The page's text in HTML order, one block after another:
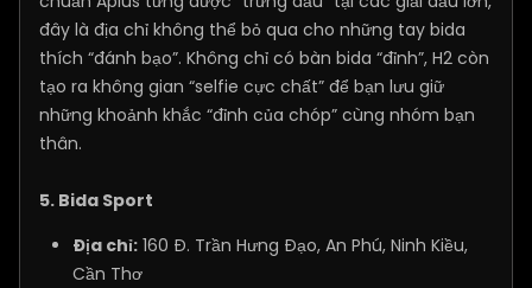
đây là địa chỉ không thể bỏ qua cho những tay bida
thích “đánh bạo”. Không chỉ có bàn bida “đỉnh”, H2 còn
tạo ra không gian “selfie cực chất” để bạn lưu giữ
những khoảnh khắc “đỉnh của chóp” cùng nhóm bạn
thân.
5. Bida Sport
Địa chỉ: 160 Đ. Trần Hưng Đạo, An Phú, Ninh Kiều,
Cần Thơ